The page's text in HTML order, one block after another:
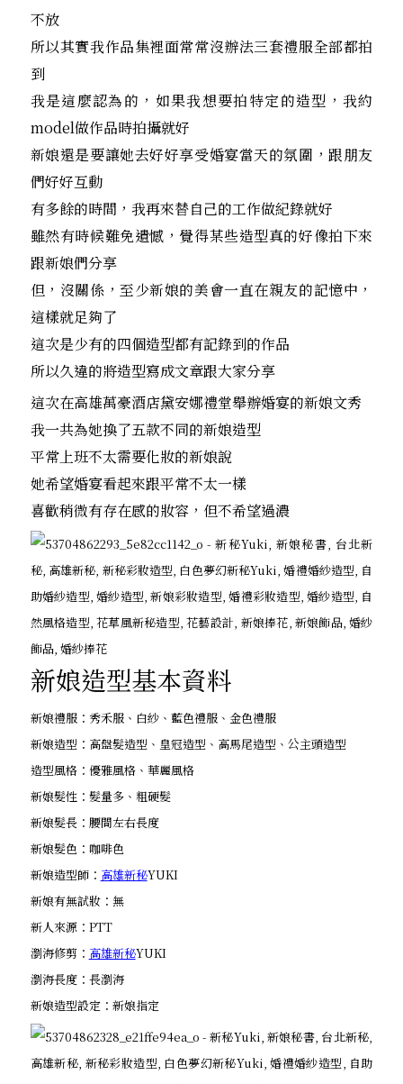
不放
所以其實我作品集裡面常常沒辦法三套禮服全部都拍
到
我是這麼認為的，如果我想要拍特定的造型，我約
model做作品時拍攝就好
新娘還是要讓她去好好享受婚宴當天的氛圍，跟朋友
們好好互動
有多餘的時間，我再來替自己的工作做紀錄就好
雖然有時候難免遺憾，覺得某些造型真的好像拍下來
跟新娘們分享
但，沒關係，至少新娘的美會一直在親友的記憶中，
這樣就足夠了
這次是少有的四個造型都有記錄到的作品
所以久違的將造型寫成文章跟大家分享
這次在高雄萬豪酒店黛安娜禮堂舉辦婚宴的新娘文秀
我一共為她換了五款不同的新娘造型
平常上班不太需要化妝的新娘說
她希望婚宴看起來跟平常不太一樣
喜歡稍微有存在感的妝容，但不希望過濃
新娘造型基本資料
新娘禮服：秀禾服、白紗、藍色禮服、金色禮服
新娘造型：高盤髮造型、皇冠造型、高馬尾造型、公主頭造型
造型風格：優雅風格、華麗風格
新娘髮性：髮量多、粗硬髮
新娘髮長：腰間左右長度
新娘髮色：咖啡色
新娘造型師： 高雄新秘YUKI
新娘有無試妝：無
新人來源：PTT
瀏海修剪： 高雄新秘YUKI
瀏海長度：長瀏海
新娘造型設定：新娘指定